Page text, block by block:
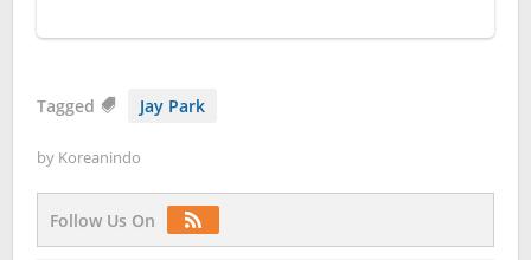
Tagged Jay Park
by Koreanindo
Follow Us On